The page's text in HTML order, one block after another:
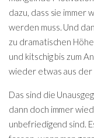
dazu, dass sie immer
werden muss. Und
zu dramatischen
und kitschig bis zum
wieder etwas aus der
Das sind die
dann doch immer
unbefriedigend sind.